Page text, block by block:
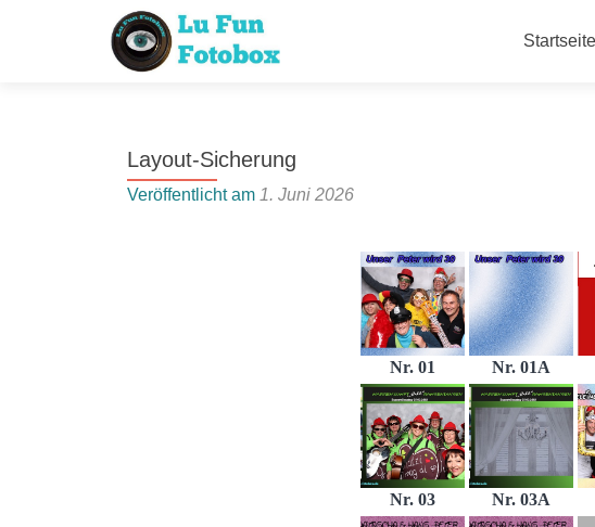
Inhalt
Startseite
Layout-Sicherung
Veröffentlicht am 1. Juni 2026
Nr. 01 Nr. 01A
Nr. 03 Nr. 03A